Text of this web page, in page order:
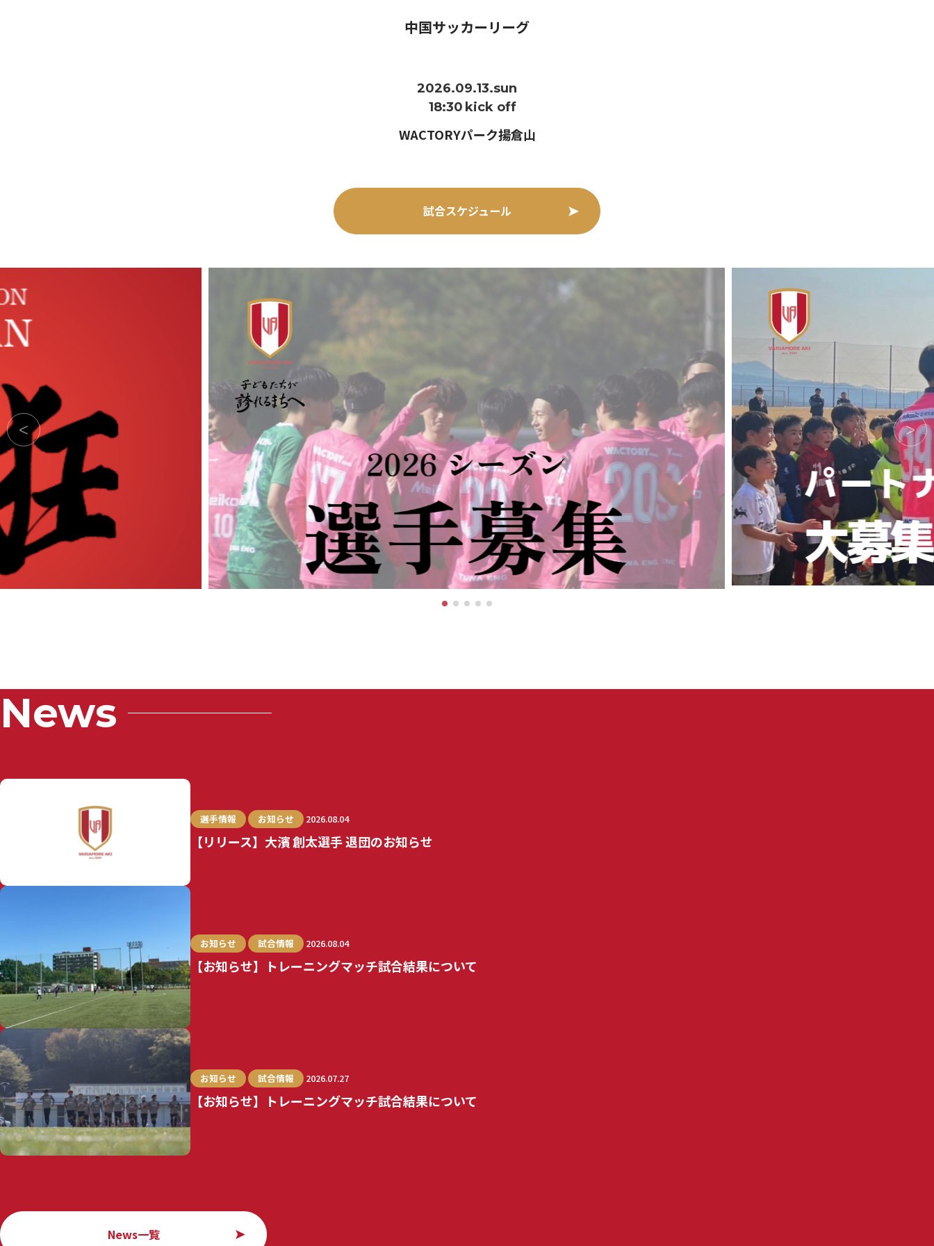
中国サッカーリーグ
2026.09.13.sun
18:30 kick off
WACTORYパーク揚倉山
試合スケジュール
News
選手情報 お知らせ 2026.08.04
【リリース】大濱 創太選手 退団のお知らせ
お知らせ 試合情報 2026.08.04
【お知らせ】トレーニングマッチ試合結果について
お知らせ 試合情報 2026.07.27
【お知らせ】トレーニングマッチ試合結果について
News一覧